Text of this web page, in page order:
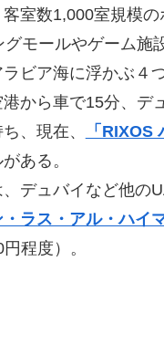
客室数1,000室規模
モールやゲーム施
ラビア海に浮かぶ４
から車で15分、デ
、現在、
「RIXOS
ある。
、デュバイなど他の
ラス・アル・ハイ
程度）。